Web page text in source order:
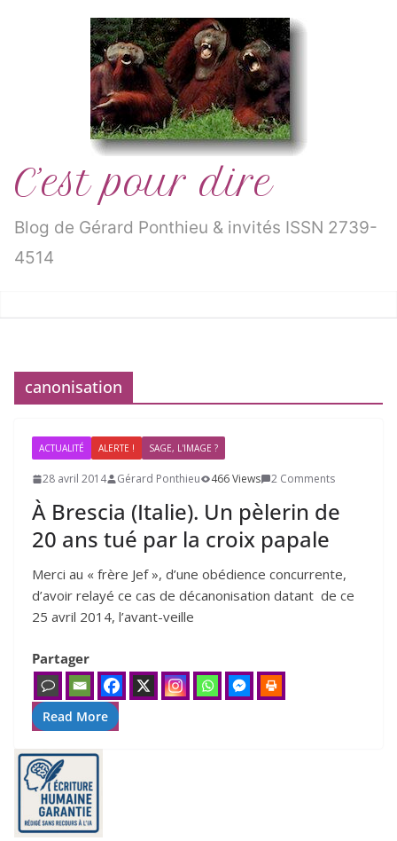
C’est pour dire
Blog de Gérard Ponthieu & invités ISSN 2739-
4514
canonisation
ACTUALITÉ ALERTE ! SAGE, L'IMAGE ?
28 avril 2014 Gérard Ponthieu 466 Views 2 Comments
À Brescia (Italie). Un pèlerin de
20 ans tué par la croix papale
Merci au « frère Jef », d’une obé­dience concur­rente,
d’a­voir relayé ce cas de déca­no­ni­sa­tion datant de ce
25 avril 2014, l’a­vant-veille
Partager
Read More